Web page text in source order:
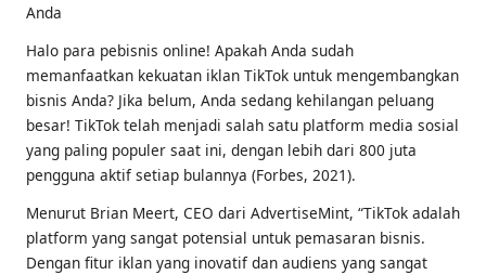
Anda
Halo para pebisnis online! Apakah Anda sudah
memanfaatkan kekuatan iklan TikTok untuk mengembangkan
bisnis Anda? Jika belum, Anda sedang kehilangan peluang
besar! TikTok telah menjadi salah satu platform media sosial
yang paling populer saat ini, dengan lebih dari 800 juta
pengguna aktif setiap bulannya (Forbes, 2021).
Menurut Brian Meert, CEO dari AdvertiseMint, “TikTok adalah
platform yang sangat potensial untuk pemasaran bisnis.
Dengan fitur iklan yang inovatif dan audiens yang sangat